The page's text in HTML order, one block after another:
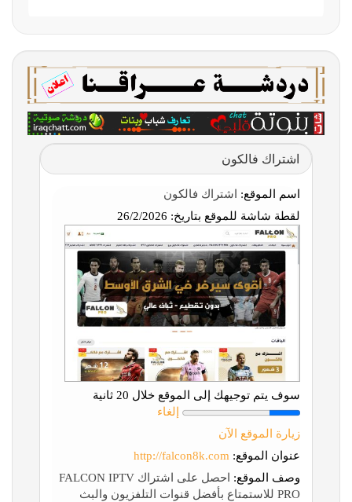
اشتراك فالكون
اسم الموقع: اشتراك فالكون
لقطة شاشة للموقع بتاريخ:
سوف يتم توجيهك إلى الموقع خلال 20 ثانية
إلغاء
زيارة الموقع الآن
عنوان الموقع: http://falcon8k.com
وصف الموقع:
احصل على اشتراك FALCON IPTV
PRO للاستمتاع بأفضل قنوات التلفزيون والبث